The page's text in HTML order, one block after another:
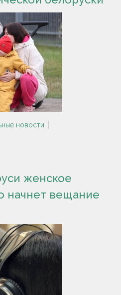
новости
женское
начнет вещание